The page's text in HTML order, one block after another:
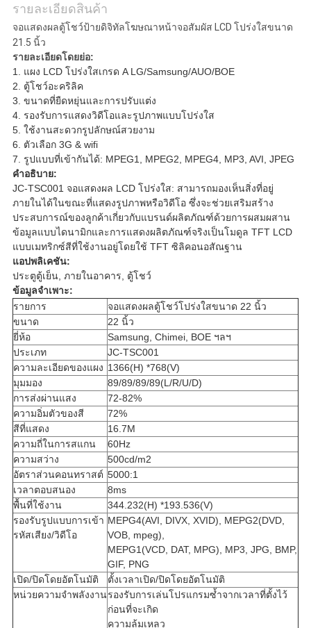
ส่วน
ตัว
รายละเอียดสินค้า
จอแสดงผลตู้โชว์ป้ายดิจิทัลโฆษณาหน้าจอสัมผัส LCD โปร่งใสขนาด
21.5 นิ้ว
รายละเอียดโดยย่อ:
1. แผง LCD โปร่งใสเกรด A LG/Samsung/AUO/BOE
2. ตู้โชว์อะคริลิค
3. ขนาดที่ยืดหยุ่นและการปรับแต่ง
4. รองรับการแสดงวิดีโอและรูปภาพแบบโปร่งใส
5. ใช้งานสะดวกรูปลักษณ์สวยงาม
6. ตัวเลือก 3G & wifi
7. รูปแบบที่เข้ากันได้: MPEG1, MPEG2, MPEG4, MP3, AVI, JPEG
คำอธิบาย:
JC-TSC001 จอแสดงผล LCD โปร่งใส: สามารถมองเห็นสิ่งที่อยู่
ภายในได้ในขณะที่แสดงรูปภาพหรือวิดีโอ ซึ่งจะช่วยเสริมสร้าง
ประสบการณ์ของลูกค้าเกี่ยวกับแบรนด์ผลิตภัณฑ์ด้วยการผสมผสาน
ข้อมูลแบบไดนามิกและการแสดงผลิตภัณฑ์จริงเป็นโมดูล TFT LCD
แบบเมทริกซ์สีที่ใช้งานอยู่โดยใช้ TFT ซิลิคอนอสัณฐาน
แอปพลิเคชัน:
ประตูตู้เย็น, ภายในอาคาร, ตู้โชว์
ข้อมูลจำเพาะ:
รายการ
จอแสดงผลตู้โชว์โปร่งใสขนาด 22 นิ้ว
ขนาด
22 นิ้ว
ยี่ห้อ
Samsung, Chimei, BOE ฯลฯ
ประเภท
JC-TSC001
ความละเอียดของแผง 1366(H) *768(V)
มุมมอง
89/89/89/89(L/R/U/D)
การส่งผ่านแสง
72-82%
ความอิ่มตัวของสี
72%
สีที่แสดง
16.7M
ความถี่ในการสแกน
60Hz
ความสว่าง
500cd/m2
อัตราส่วนคอนทราสต์ 5000:1
เวลาตอบสนอง
8ms
พื้นที่ใช้งาน
344.232(H) *193.536(V)
รองรับรูปแบบการเข้า
รหัสเสียง/วิดีโอ
MEPG4(AVI, DIVX, XVID), MEPG2(DVD,
VOB, mpeg),
MEPG1(VCD, DAT, MPG), MP3, JPG, BMP,
GIF, PNG
เปิด/ปิดโดยอัตโนมัติ
ตั้งเวลาเปิด/ปิดโดยอัตโนมัติ
หน่วยความจำพลังงานรองรับการเล่นโปรแกรมซ้ำจากเวลาที่ตั้งไว้
ก่อนที่จะเกิด
ความล้มเหลว